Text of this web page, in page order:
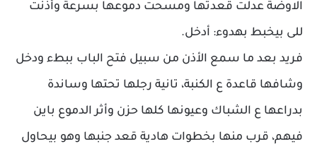
الاوضة عدلت قعدتها ومسحت دموعها بسرعة وأذنت
للى بيخبط بهدوء: أدخل.
فريد بعد ما سمع الأذن من سبيل فتح الباب ببطء ودخل
وشافها قاعدة ع الكنبة، تانية رجلها تحتها وساندة
بدراعها ع الشباك وعيونها كلها حزن وأثر الدموع باين
فيهم، قرب منها بخطوات هادية قعد جنبها وهو بيحاول